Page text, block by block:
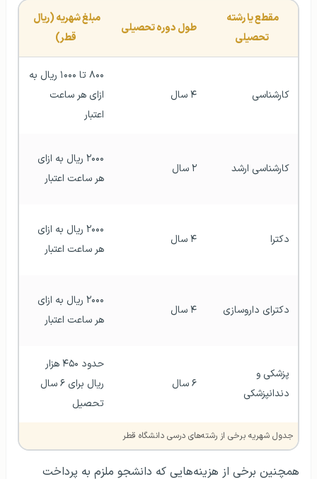
تحصیلی
طول دوره تحصیلی
قطر)
کارشناسی ۴ سال
اعتبار
کارشناسی ارشد ۲ سال
هر ساعت اعتبار
دکترا ۴ سال
هر ساعت اعتبار
دکترای داروسازی ۴ سال
هر ساعت اعتبار
دندانپزشکی
۶ سال
تحصیل
جدول شهریه برخی از رشته‌های درسی دانشگاه قطر
همچنین برخی از هزینه‌هایی که دانشجو ملزم به پرداخت